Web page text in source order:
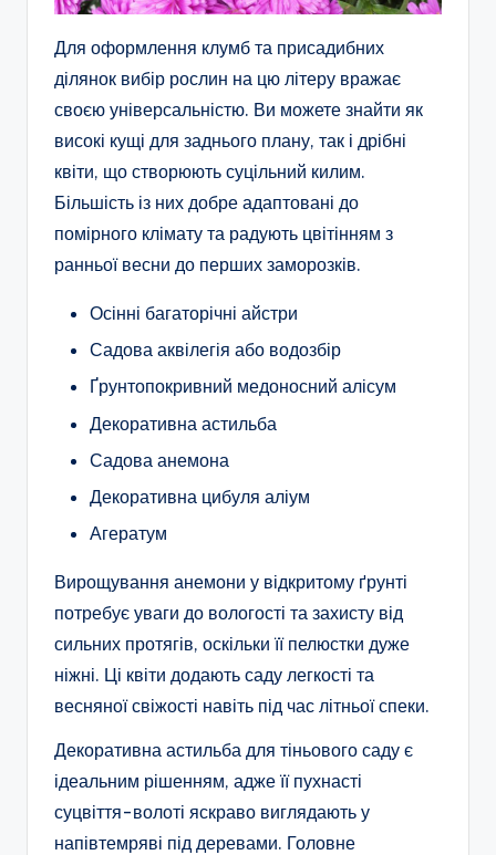
Для оформлення клумб та присадибних
ділянок вибір рослин на цю літеру вражає
своєю універсальністю. Ви можете знайти як
високі кущі для заднього плану, так і дрібні
квіти, що створюють суцільний килим.
Більшість із них добре адаптовані до
помірного клімату та радують цвітінням з
ранньої весни до перших заморозків.
Осінні багаторічні айстри
Садова аквілегія або водозбір
Ґрунтопокривний медоносний алісум
Декоративна астильба
Садова анемона
Декоративна цибуля аліум
Агератум
Вирощування анемони у відкритому ґрунті
потребує уваги до вологості та захисту від
сильних протягів, оскільки її пелюстки дуже
ніжні. Ці квіти додають саду легкості та
весняної свіжості навіть під час літньої спеки.
Декоративна астильба для тіньового саду є
ідеальним рішенням, адже її пухнасті
суцвіття-волоті яскраво виглядають у
напівтемряві під деревами. Головне